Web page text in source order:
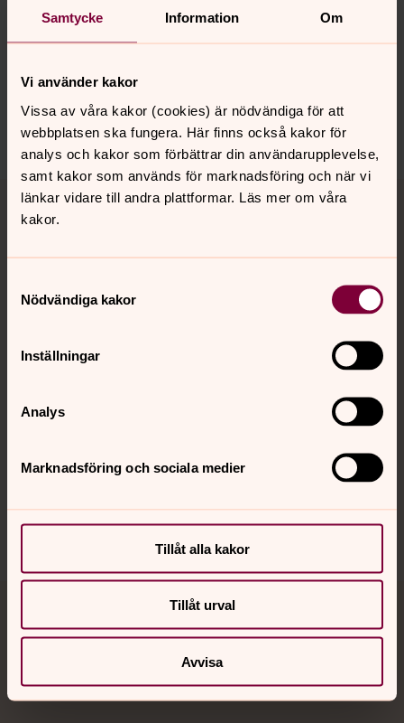
Samtycke Information Om
Vi använder kakor
Vissa av våra kakor (cookies) är nödvändiga för att
webbplatsen ska fungera. Här finns också kakor för
analys och kakor som förbättrar din användarupplevelse,
samt kakor som används för marknadsföring och när vi
länkar vidare till andra plattformar. Läs mer om våra
kakor.
Nödvändiga kakor
Inställningar
Analys
Marknadsföring och sociala medier
Tillåt alla kakor
Tillåt urval
Avvisa
Synpunkter eller frågor på sidans
Dela
Tillbaka till toppen
Tillbaka till innehållet
Kalender
Hitta snabbt
Sociala kanaler
Jourhavande präst
Akut samtals- och krisstöd. Prata eller chatta anonymt
med en präst på kvällar och nätter.